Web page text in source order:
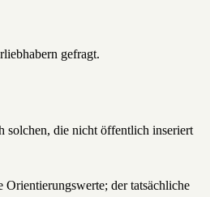
gefragt.
solchen, die nicht öffentlich inseriert
Orientierungswerte; der tatsächliche